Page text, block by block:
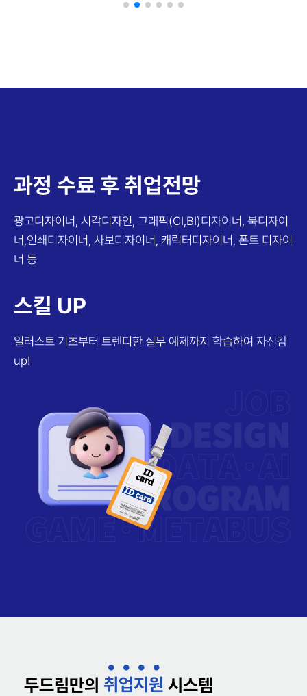
과정 수료 후 취업전망
광고디자이너, 시각디자인, 그래픽(CI,BI)디자이너, 북디자이
너,인쇄디자이너, 사보디자이너, 캐릭터디자이너, 폰트 디자이
너 등
스킬 UP
일러스트 기초부터 트렌디한 실무 예제까지 학습하여 자신감
up!
두드림만의 취 업지 원 시스템